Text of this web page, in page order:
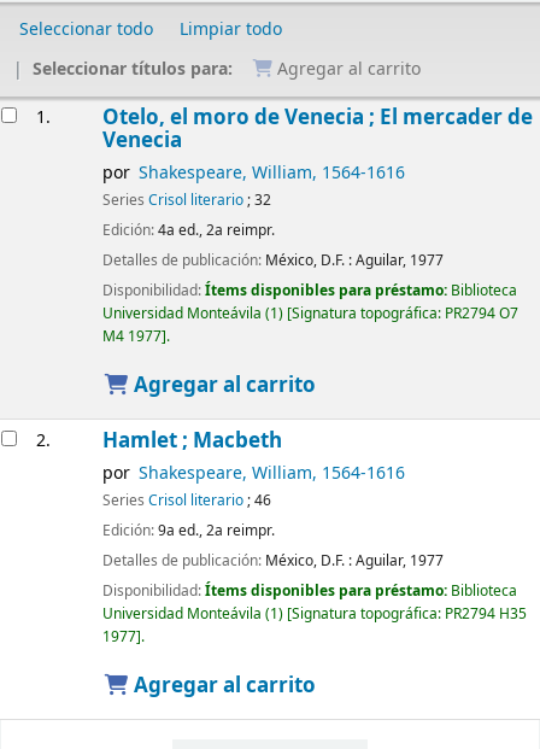
Seleccionar todo
Limpiar todo
Seleccionar títulos para:
Agregar al carrito
1. Otelo, el moro de Venecia ; El mercader de
Venecia
por Shakespeare, William, 1564-1616
Series Crisol literario; 32
Edición:4a ed., 2a reimpr.
Detalles de publicación: México, D.F. :Aguilar, 1977
Disponibilidad:Ítems disponibles para préstamo: Biblioteca
Universidad Monteávila (1) Signatura topográfica: PR2794 O7
M4 1977 .
Agregar al carrito
2. Hamlet ; Macbeth
por Shakespeare, William, 1564-1616
Series Crisol literario; 46
Edición:9a ed., 2a reimpr.
Detalles de publicación: México, D.F. :Aguilar, 1977
Disponibilidad:Ítems disponibles para préstamo: Biblioteca
Universidad Monteávila (1) Signatura topográfica: PR2794 H35
1977 .
Agregar al carrito